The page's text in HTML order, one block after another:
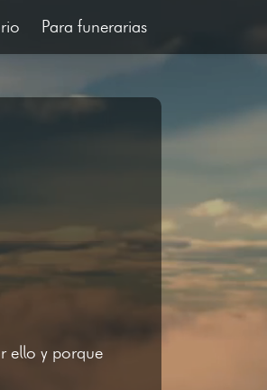
Para funerarias
ello y porque